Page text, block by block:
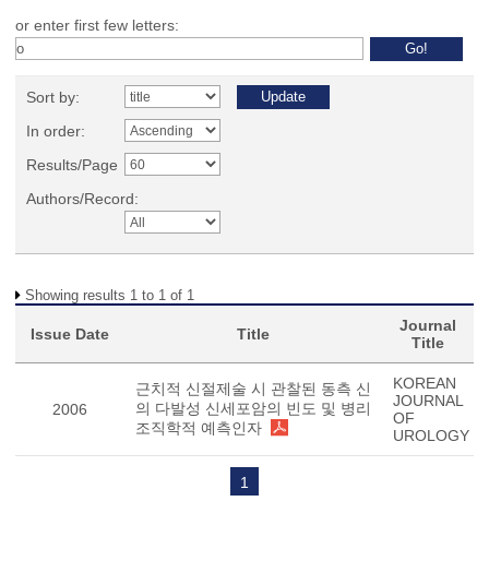
or enter first few letters:
Sort by:
In order:
Results/Page
Authors/Record:
Showing results 1 to 1 of 1
Issue Date Title
Journal
Title
2006
근치적 신절제술 시 관찰된 동측 신
의 다발성 신세포암의 빈도 및 병리
조직학적 예측인자
KOREAN
JOURNAL
OF
UROLOGY
1